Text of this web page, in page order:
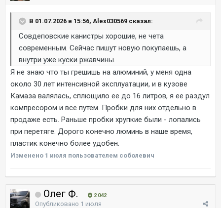
В 01.07.2026 в 15:56, Alex030569 сказал:
Совдеповские канистры хорошие, не чета
современным. Сейчас пишут новую покупаешь, а
внутри уже куски ржавчины.
Я не знаю что ты грешишь на алюминий, у меня одна
около 30 лет интенсивной эксплуатации, и в кузове
Камаза валялась, сплющило ее до 16 литров, я ее раздул
компресором и все путем. Пробки для них отдельно в
продаже есть. Раньше пробки хрупкие были - лопались
при перетяге. Дорого конечно люминь в наше время,
пластик конечно более удобен.
Изменено 1 июля пользователем соболевич
Олег Ф. 2 042
Опубликовано 1 июля